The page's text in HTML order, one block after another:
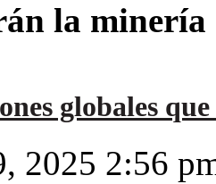
la minería
globales
2025 2:56